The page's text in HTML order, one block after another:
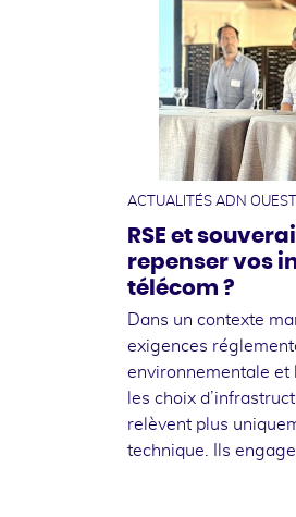
ACTUALITÉS ADN OUEST
RSE et
repenser vos
télécom ?
Dans un contexte
exigences
environnementale et
les choix
relèvent plus
technique. Ils